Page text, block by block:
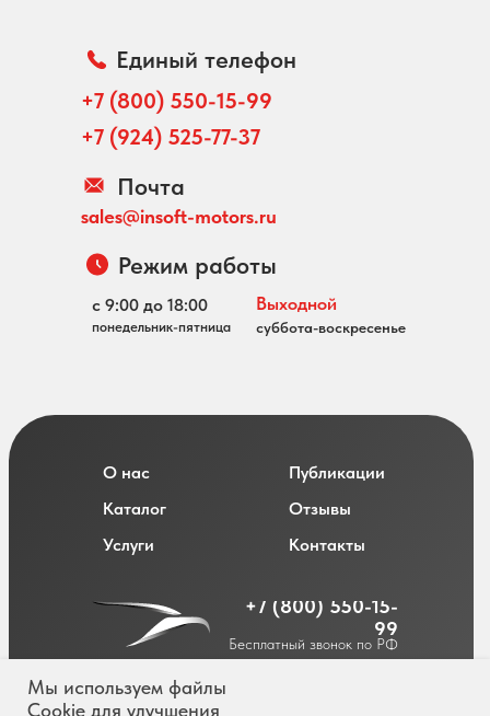
Единый телефон
+7 (800) 550-15-99
+7 (924) 525-77-37
Почта
sales@insoft-motors.ru
Режим работы
с 9:00 до 18:00 Выходной
понедельник-пятница суббота-воскресенье
Мы используем файлы
Cookie для улучшения
О нас
Каталог
Услуги
Публикации
Отзывы
Контакты
+7 (800) 550-15-
99
Бесплатный звонок по РФ